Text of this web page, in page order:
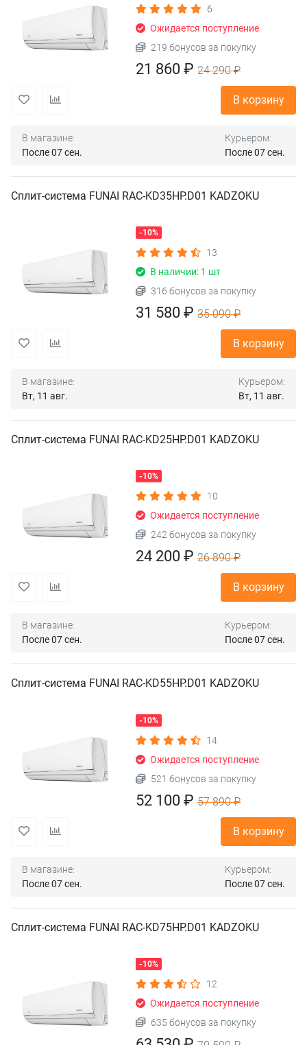
6
Ожидается поступление
219 бонусов за покупку
21 860 ₽24 290 ₽
В корзину
В магазине:
После 07 сен.
Курьером:
После 07 сен.
Сплит-система FUNAI RAC-KD35HP.D01 KADZOKU
-10%
13
В наличии: 1 шт
316 бонусов за покупку
31 580 ₽35 090 ₽
В корзину
В магазине:
Вт, 11 авг.
Курьером:
Вт, 11 авг.
Сплит-система FUNAI RAC-KD25HP.D01 KADZOKU
-10%
10
Ожидается поступление
242 бонусов за покупку
24 200 ₽26 890 ₽
В корзину
В магазине:
После 07 сен.
Курьером:
После 07 сен.
Сплит-система FUNAI RAC-KD55HP.D01 KADZOKU
-10%
14
Ожидается поступление
521 бонусов за покупку
52 100 ₽57 890 ₽
В корзину
В магазине:
После 07 сен.
Курьером:
После 07 сен.
Сплит-система FUNAI RAC-KD75HP.D01 KADZOKU
-10%
12
Ожидается поступление
635 бонусов за покупку